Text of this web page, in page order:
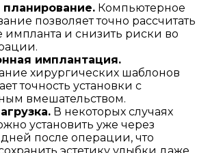
Компьютерное
позволяет точно рассчитать
и снизить риски во
имплантация.
хирургических шаблонов
точность установки с
вмешательством.
В некоторых случаях
установить уже через
после операции, что
эстетику улыбки даже